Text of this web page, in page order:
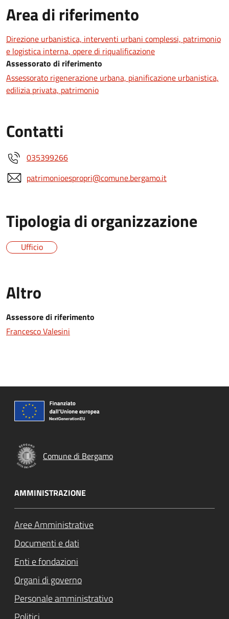
Area di riferimento
Direzione urbanistica, interventi urbani complessi, patrimonio
e logistica interna, opere di riqualificazione
Assessorato di riferimento
Assessorato rigenerazione urbana, pianificazione urbanistica,
edilizia privata, patrimonio
Contatti
035399266
patrimonioespropri@comune.bergamo.it
Tipologia di organizzazione
Ufficio
Altro
Assessore di riferimento
Francesco Valesini
Comune di Bergamo
AMMINISTRAZIONE
Aree Amministrative
Documenti e dati
Enti e fondazioni
Organi di governo
Personale amministrativo